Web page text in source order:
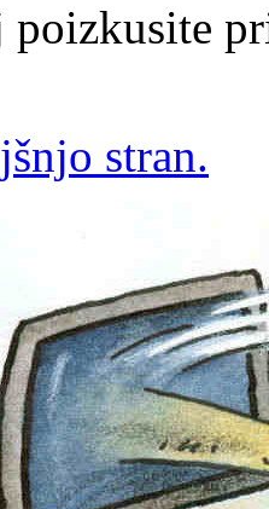
stran.